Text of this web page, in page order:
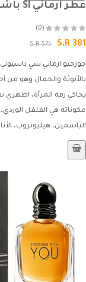
عطر ارماني Si باشن او دو بارفيوم 50مل
(0)
S.R 381
S.R 575
جورجيو ارماني سي
بالأنوثة والجمال وهو من
يحاكي رقة المرأة،
مكوناته هي الفلفل
الياسمين، هيليوتروب،